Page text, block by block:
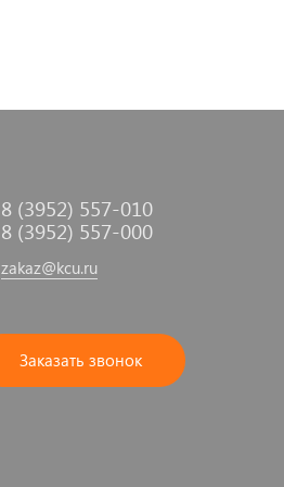
8 (3952) 557-010
8 (3952) 557-000
zakaz@kcu.ru
Заказать звонок